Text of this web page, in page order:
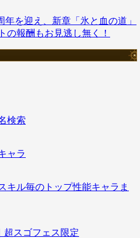
年を迎え、新章「氷と血の道」
の報酬もお見逃し無く！
検索
ャラ
キル毎のトップ性能キャラま
超スゴフェス限定